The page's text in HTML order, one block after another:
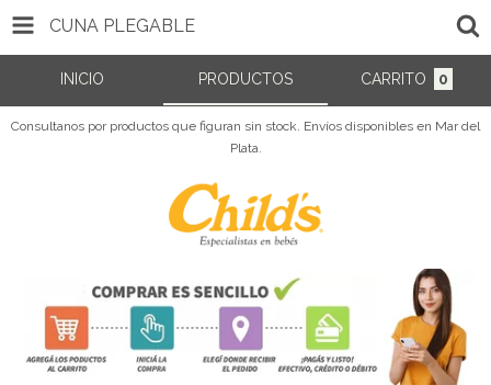
CUNA PLEGABLE
INICIO PRODUCTOS CARRITO 0
Consultanos por productos que figuran sin stock. Envíos disponibles en Mar del
Plata.